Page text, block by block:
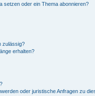
setzen oder ein Thema abonnieren?
zulässig?
erhalten?
oder juristische Anfragen zu